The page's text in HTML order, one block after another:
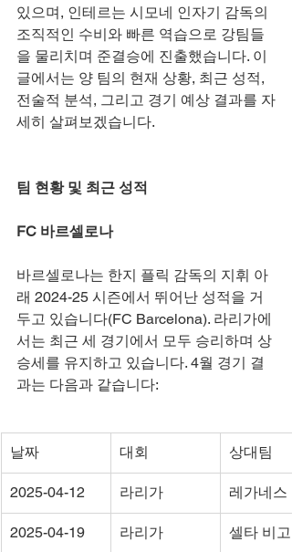
있으며, 인테르는 시모네 인자기 감독의
조직적인 수비와 빠른 역습으로 강팀들
을 물리치며 준결승에 진출했습니다. 이
글에서는 양 팀의 현재 상황, 최근 성적,
전술적 분석, 그리고 경기 예상 결과를 자
세히 살펴보겠습니다.
팀 현황 및 최근 성적
FC 바르셀로나
바르셀로나는 한지 플릭 감독의 지휘 아
래 2024-25 시즌에서 뛰어난 성적을 거
두고 있습니다(FC Barcelona). 라리가에
서는 최근 세 경기에서 모두 승리하며 상
승세를 유지하고 있습니다. 4월 경기 결
과는 다음과 같습니다:
날짜 대회 상대팀
2025-04-12 라리가 레가네스
2025-04-19 라리가 셀타 비고